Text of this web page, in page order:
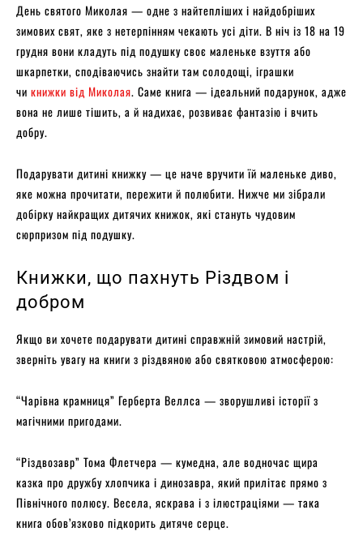
День святого Миколая — одне з найтепліших і найдобріших
зимових свят, яке з нетерпінням чекають усі діти. В ніч із 18 на 19
грудня вони кладуть під подушку своє маленьке взуття або
шкарпетки, сподіваючись знайти там солодощі, іграшки
чи книжки від Миколая. Саме книга — ідеальний подарунок, адже
вона не лише тішить, а й надихає, розвиває фантазію і вчить
добру.
Подарувати дитині книжку — це наче вручити їй маленьке диво,
яке можна прочитати, пережити й полюбити. Нижче ми зібрали
добірку найкращих дитячих книжок, які стануть чудовим
сюрпризом під подушку.
Книжки, що пахнуть Різдвом і
добром
Якщо ви хочете подарувати дитині справжній зимовий настрій,
зверніть увагу на книги з різдвяною або святковою атмосферою:
“Чарівна крамниця” Герберта Веллса — зворушливі історії з
магічними пригодами.
“Різдвозавр” Тома Флетчера — кумедна, але водночас щира
казка про дружбу хлопчика і динозавра, який прилітає прямо з
Північного полюсу. Весела, яскрава і з ілюстраціями — така
книга обов’язково підкорить дитяче серце.